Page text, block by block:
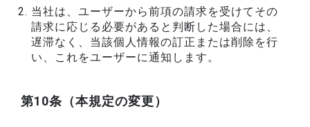
当社は、ユーザーから前項の請求を受けてその
請求に応じる必要があると判断した場合には、
遅滞なく、当該個人情報の訂正または削除を行
い、これをユーザーに通知します。
第10条（本規定の変更）